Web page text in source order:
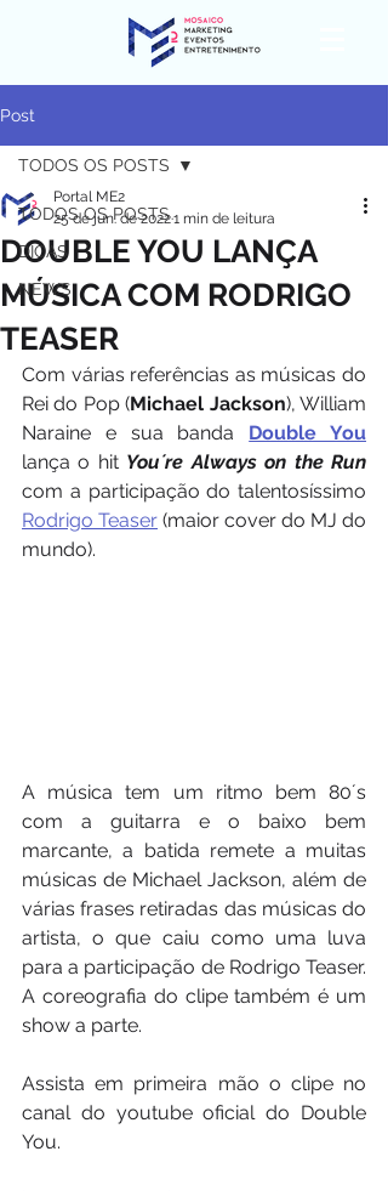
Post
TODOS OS POSTS
DICAS
NEWS
TODOS OS POSTS
DOUBLE YOU LANÇA
MÚSICA COM RODRIGO
TEASER
Portal ME2
25 de jun. de 20221 min de leitura
Com várias referências as músicas do
Rei do Pop (Michael Jackson), William
Naraine e sua banda Double You
lança o hit You´re Always on the Run
Rodrigo Teaser (maior cover do MJ do
mundo).
A música tem um ritmo bem 80´s
com a guitarra e o baixo bem
marcante, a batida remete a muitas
músicas de Michael Jackson, além de
várias frases retiradas das músicas do
artista, o que caiu como uma luva
para a participação de Rodrigo Teaser.
A coreografia do clipe também é um
show a parte.
Assista em primeira mão o clipe no
canal do youtube oficial do Double
You.